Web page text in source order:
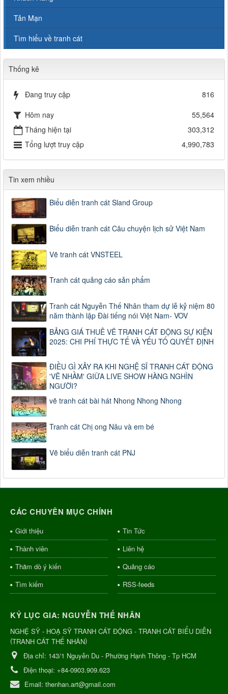
Tản Mạn
Tìm hiểu về tranh cát
Thống kê
Đang truy cập
816
Hôm nay
55,564
Tháng hiện tại
303,312
Tổng lượt truy cập
4,990,783
Tin xem nhiều
Biểu diễn tranh cát Sland Group
Biểu diễn tranh cát Câu chuyện lịch sử Việt Nam
Vẽ tranh cát VNSTEEL
Tranh cát quảng cáo sản phẩm
Tranh cát Nguyễn Thế Nhân tham dự lễ kỷ niệm 80
năm thành lập Đài tiếng nói Việt Nam- VOV
BẢNG GIÁ THUÊ VẼ TRANH CÁT ĐỘNG SỰ KIỆN
2025: CHI PHÍ THỰC TẾ VÀ YẾU TỐ QUYẾT ĐỊNH
ĐIỀU GÌ XẢY RA KHI NGHỆ SĨ TRANH CÁT ĐỘNG
'VẼ NHẦM' GIỮA LIVE SHOW HÀNG NGHÌN
NGƯỜI?
vẽ tranh cát bài hát Nhong Nhong Nhong
Tranh cát Chị ong Nâu và em bé
Vẽ biểu diễn tranh cát PNJ
CÁC CHUYÊN MỤC CHÍNH
Giới thiệu
Tin Tức
Thành viên
Liên hệ
Thăm dò ý kiến
Quảng cáo
Tìm kiếm
RSS-feeds
KỶ LỤC GIA: NGUYỄN THẾ NHÂN
NGHỆ SỸ - HOẠ SỸ TRANH CÁT ĐỘNG - TRANH CÁT BIỂU DIỄN
(TRANH CÁT THẾ NHÂN)
Địa chỉ: 143/1 Nguyễn Du - Phường Hạnh Thông - Tp HCM
Điện thoại: +84-0903.909.623
Email: thenhan.art@gmail.com